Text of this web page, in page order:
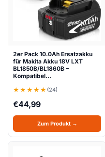
2er Pack 10.0Ah Ersatzakku
für Makita Akku 18V LXT
BL1850B/BL1860B –
Kompatibel…
(24)
€44,99
Zum Produkt →